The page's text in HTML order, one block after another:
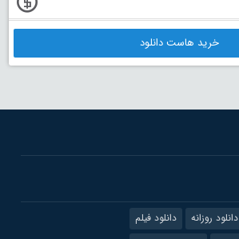
خرید هاست دانلود
دانلود روزانه
دانلود فیلم